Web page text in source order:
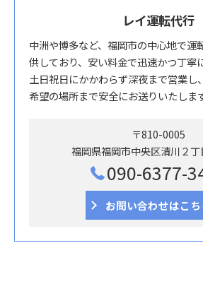
レイ運転代行
中洲や博多など、福岡市の中心地で運
供しており、安い料金で迅速かつ丁寧
土日祝日にかかわらず深夜まで営業し
希望の場所まで安全にお送りいたしま
〒810-0005
福岡県福岡市中央区清川２丁
090-6377-
お問い合わせはこち